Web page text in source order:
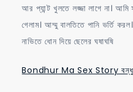
আর প্যান্ট খুলতে লজ্জা লাগে না। আমি
গেলাম। আম্মু বালতিতে পানি
নাভিতে ধোন দিয়ে ছেলের ঘষাঘষি
Bondhur Ma Sex Story বন্ধুর